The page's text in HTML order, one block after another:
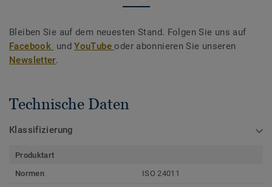
Bleiben Sie auf dem neuesten Stand. Folgen Sie uns auf
Facebook undYouTubeoder abonnieren Sie unseren
Newsletter.
Technische Daten
Klassifizierung
Produktart
Normen
ISO 24011